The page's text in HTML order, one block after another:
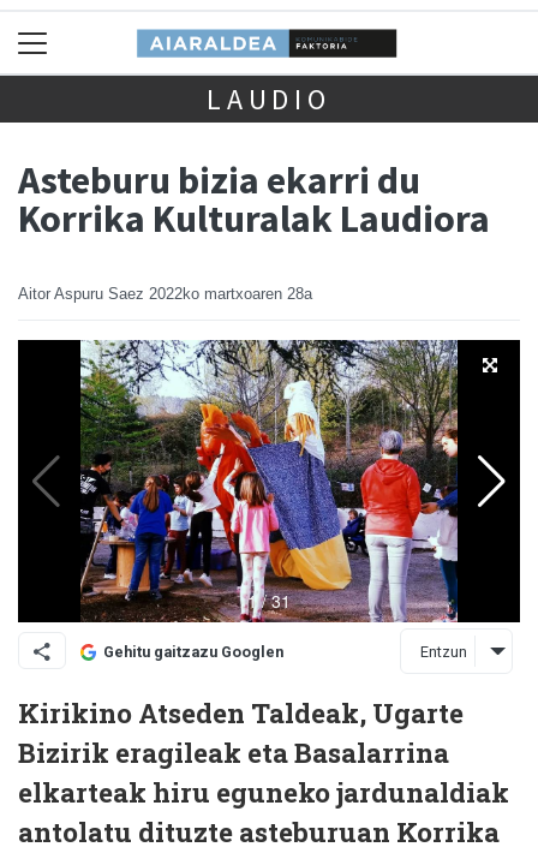
LAUDIO
Asteburu bizia ekarri du
Korrika Kulturalak Laudiora
Aitor Aspuru Saez 2022ko martxoaren 28a
Gehitu gaitzazu Googlen Entzun
Kirikino Atseden Taldeak, Ugarte
Bizirik eragileak eta Basalarrina
elkarteak hiru eguneko jardunaldiak
antolatu dituzte asteburuan Korrika